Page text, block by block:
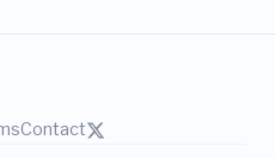
Contact